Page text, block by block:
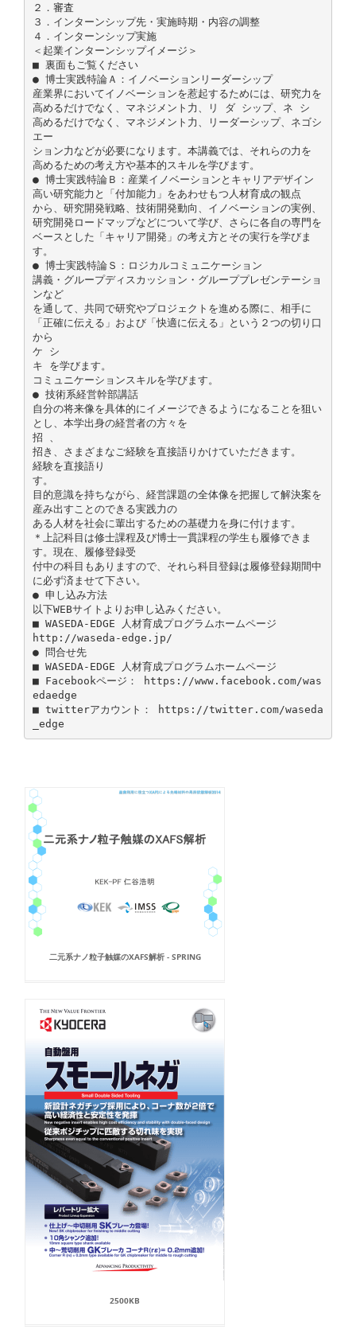
２．審査
３．インターンシップ先・実施時期・内容の調整
４．インターンシップ実施
＜起業インターンシップイメージ＞
■ 裏面もご覧ください
● 博士実践特論Ａ：イノベーションリーダーシップ
産業界においてイノベーションを惹起するためには、研究力を
高めるだけでなく、マネジメント力、リ ダ シップ、ネ シ
高めるだけでなく、マネジメント力、リーダーシップ、ネゴシ
エー
ション力などが必要になります。本講義では、それらの力を
高めるための考え方や基本的スキルを学びます。
● 博士実践特論Ｂ：産業イノベーションとキャリアデザイン
高い研究能力と「付加能力」をあわせもつ人材育成の観点
から、研究開発戦略、技術開発動向、イノベーションの実例、
研究開発ロードマップなどについて学び、さらに各自の専門を
ベースとした「キャリア開発」の考え方とその実行を学びま
す。
● 博士実践特論Ｓ：ロジカルコミュニケーション
講義・グループディスカッション・グループプレゼンテーショ
ンなど
を通して、共同で研究やプロジェクトを進める際に、相手に
「正確に伝える」および「快適に伝える」という２つの切り口
から
ケ シ
キ を学びます。
コミュニケーションスキルを学びます。
● 技術系経営幹部講話
自分の将来像を具体的にイメージできるようになることを狙い
とし、本学出身の経営者の方々を
招 、
招き、さまざまなご経験を直接語りかけていただきます。
経験を直接語り
す。
目的意識を持ちながら、経営課題の全体像を把握して解決案を
産み出すことのできる実践力の
ある人材を社会に輩出するための基礎力を身に付けます。
＊上記科目は修士課程及び博士一貫課程の学生も履修できま
す。現在、履修登録受
付中の科目もありますので、それら科目登録は履修登録期間中
に必ず済ませて下さい。
● 申し込み方法
以下WEBサイトよりお申し込みください。
■ WASEDA‐EDGE 人材育成プログラムホームページ
http://waseda-edge.jp/
● 問合せ先
■ WASEDA‐EDGE 人材育成プログラムホームページ
■ Facebookページ： https://www.facebook.com/was
edaedge
■ twitterアカウント： https://twitter.com/waseda
二元系ナノ粒子触媒のXAFS解析 - SPRING
2500KB